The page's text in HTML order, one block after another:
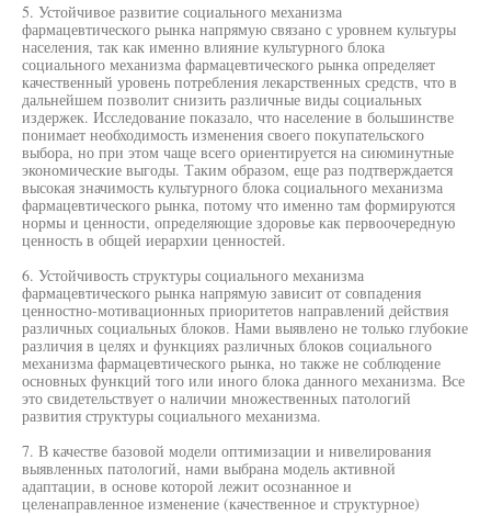
5. Устойчивое развитие социального механизма
фармацевтического рынка напрямую связано с уровнем культуры
населения, так как именно влияние культурного блока
социального механизма фармацевтического рынка определяет
качественный уровень потребления лекарственных средств, что в
дальнейшем позволит снизить различные виды социальных
издержек. Исследование показало, что население в большинстве
понимает необходимость изменения своего покупательского
выбора, но при этом чаще всего ориентируется на сиюминутные
экономические выгоды. Таким образом, еще раз подтверждается
высокая значимость культурного блока социального механизма
фармацевтического рынка, потому что именно там формируются
нормы и ценности, определяющие здоровье как первоочередную
ценность в общей иерархии ценностей.
6. Устойчивость структуры социального механизма
фармацевтического рынка напрямую зависит от совпадения
ценностно-мотивационных приоритетов направлений действия
различных социальных блоков. Нами выявлено не только глубокие
различия в целях и функциях различных блоков социального
механизма фармацевтического рынка, но также не соблюдение
основных функций того или иного блока данного механизма. Все
это свидетельствует о наличии множественных патологий
развития структуры социального механизма.
7. В качестве базовой модели оптимизации и нивелирования
выявленных патологий, нами выбрана модель активной
адаптации, в основе которой лежит осознанное и
целенаправленное изменение (качественное и структурное)